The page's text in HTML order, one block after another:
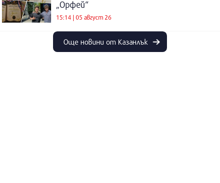
„Орфей“
15:14 | 05 август 26
Още новини от Казанлък